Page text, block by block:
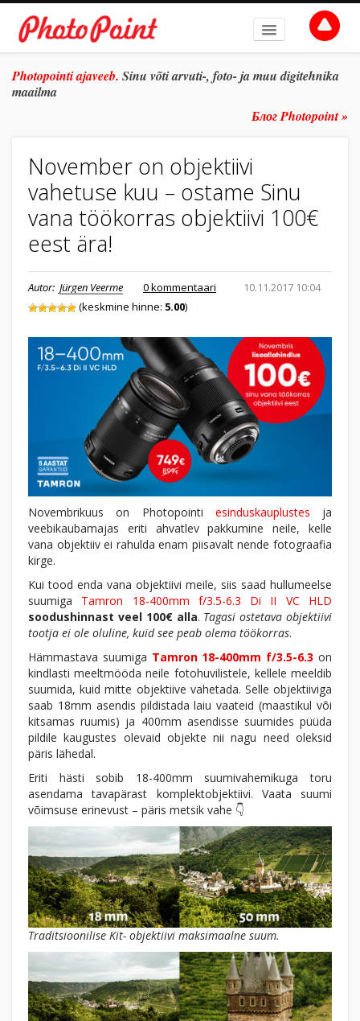
AVALEHT
SÜVITSI
ARHIIV
TULE TÖÖLE
Photopointi ajaveeb. Sinu võti arvuti-, foto- ja muu digitehnika
maailma
Блог Photopoint »
November on objektiivi
vahetuse kuu – ostame Sinu
vana töökorras objektiivi 100€
eest ära!
Autor: Jürgen Veerme 10.11.2017 10:04
0 kommentaari
(keskmine hinne: 5.00)
Novembrikuus on Photopointi esinduskauplustes ja
veebikaubamajas eriti ahvatlev pakkumine neile, kelle
vana objektiiv ei rahulda enam piisavalt nende fotograafia
kirge.
Kui tood enda vana objektiivi meile, siis saad hullumeelse
suumiga Tamron 18-400mm f/3.5-6.3 Di II VC HLD
soodushinnast veel 100€ alla. Tagasi ostetava objektiivi
tootja ei ole oluline, kuid see peab olema töökorras.
Hämmastava suumiga Tamron 18-400mm f/3.5-6.3 on
kindlasti meeltmööda neile fotohuvilistele, kellele meeldib
suumida, kuid mitte objektiive vahetada. Selle objektiiviga
saab 18mm asendis pildistada laiu vaateid (maastikul või
kitsamas ruumis) ja 400mm asendisse suumides püüda
pildile kaugustes olevaid objekte nii nagu need oleksid
päris lähedal.
Eriti hästi sobib 18-400mm suumivahemikuga toru
asendama tavapärast komplektobjektiivi. Vaata suumi
võimsuse erinevust – päris metsik vahe 👇
Traditsioonilise Kit- objektiivi maksimaalne suum.